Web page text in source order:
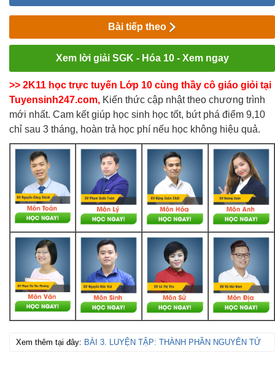
Bài tiếp theo
Xem lời giải SGK - Hóa 10 - Xem ngay
>> 2K11 học trực tuyến Lớp 10 cùng thầy cô giáo giỏi tại
Tuyensinh247.com, Kiến thức cập nhật theo chương trình
mới nhất. Cam kết giúp học sinh học tốt, bứt phá điểm 9,10
chỉ sau 3 tháng, hoàn trả học phí nếu học không hiệu quả.
Xem thêm tại đây: BÀI 3. LUYỆN TẬP: THÀNH PHẦN NGUYÊN TỬ